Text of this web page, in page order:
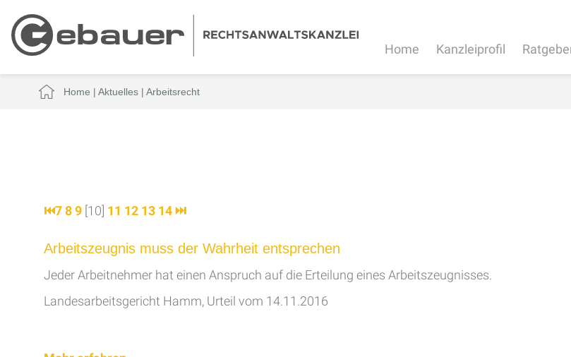
Home Kanzleiprofil
Home | Aktuelles| Arbeitsrecht
⏮789 [10] 11 12 13 14⏭
Arbeitszeugnis muss der Wahrheit entsprechen
Jeder Arbeitnehmer hat einen Anspruch auf die Erteilung eines Arbeitszeugnisses.
Landesarbeitsgericht Hamm, Urteil vom 14.11.2016